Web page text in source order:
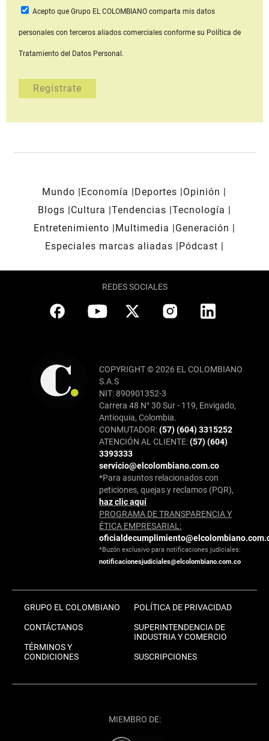
Acepto que Grupo EL COLOMBIANOcomparta mis datos
personales con terceros aliados comerciales conforme su Política de
Tratamiento del Datos Personal.
Mundo Economía Deportes
Opinión
Blogs
Cultura Tendencias Tecnología
Entretenimiento
Multimedia
Generación
Especiales marcas aliadas
Pódcast
REDES SOCIALES
COPYRIGHT © 2026 EL COLOMBIANO
S.A.S
NIT: 890901352-3
Carrera 48 N° 30 Sur - 119, Envigado,
Antioquia, Colombia.
CONMUTADOR:(57) (604) 3315252
ATENCIÓN AL CLIENTE:(57) (604)
3393333
servicio@elcolombiano.com.co
*Para asuntos relacionados con
peticiones, quejas y reclamos (PQR),
haz clic aquí
PROGRAMA DE TRANSPARENCIA Y
ÉTICA EMPRESARIAL:
*Buzón exclusivo para notificaciones judiciales:
notificacionesjudiciales@elcolombiano.com.co
GRUPO EL COLOMBIANO
CONTÁCTANOS
TÉRMINOS Y
CONDICIONES
POLÍTICA DE PRIVACIDAD
SUPERINTENDENCIA DE
INDUSTRIA Y COMERCIO
SUSCRIPCIONES
MIEMBRO DE: